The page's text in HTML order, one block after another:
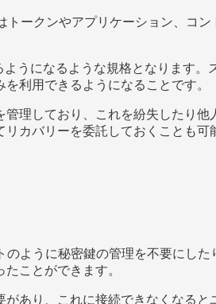
ークンやアプリケーション、コ
ようになるような規格となります
利用できるようになることです。
理しており、これを紛失したり
カバリーを委託しておくことも可
ように秘密鍵の管理を不要にし
ことができます。
あり、これに接続できなくなる